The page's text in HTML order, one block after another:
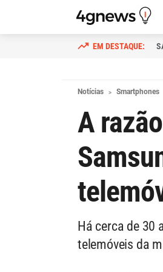
Notícias Smartphones
A
Há cerca de 30
telemóveis da